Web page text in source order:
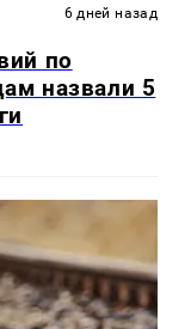
6 дней назад
по
назвали 5